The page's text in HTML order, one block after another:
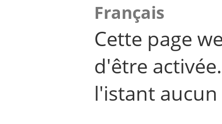
Français
Cette page
d'être
l'istant